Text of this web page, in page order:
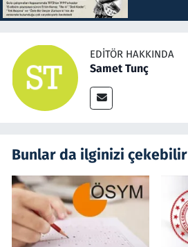
EDITÖR HAKKINDA
Samet Tunç
Bunlar da ilginizi çekebilir